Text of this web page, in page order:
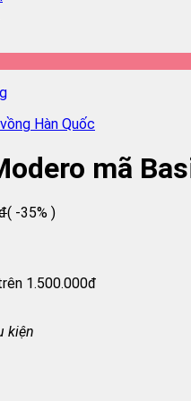
Hàn Quốc
mã
( -35% )
1.500.000đ
kiện